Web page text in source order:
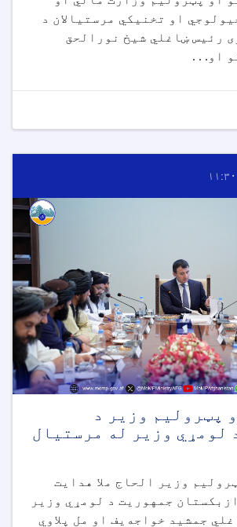
او تخنیکي مرستیالان د
رئیس ښاغلي شیخ نورالحق
او. . .
پټرولیم وزیر د
لومړي وزیر له مرستیال
وزیر الحاج ملا هدایت
جمهوریت د لومړي وزیر
جمشید خواجه‌یف او مل پلاوي